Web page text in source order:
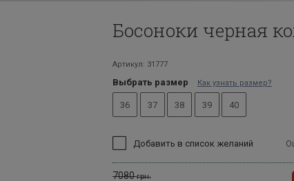
Босоноки черная
Артикул: 31777
Выбрать размер Как узнать размер?
36 37 38 39 40
Добавить в список желаний
7080грн.